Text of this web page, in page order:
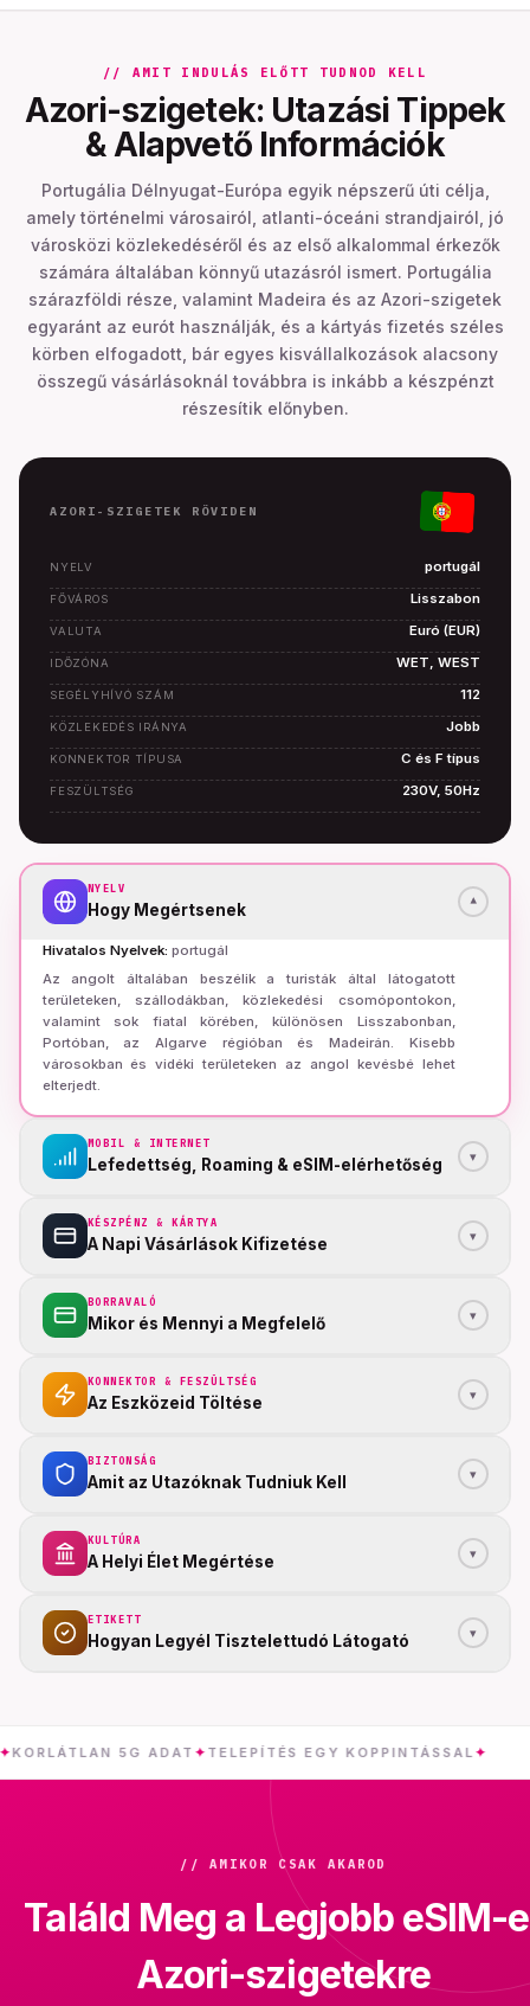
// AMIT INDULÁS ELŐTT TUDNOD KELL
Azori-szigetek: Utazási Tippek
& Alapvető Információk
Portugália Délnyugat-Európa egyik népszerű úti célja,
amely történelmi városairól, atlanti-óceáni strandjairól, jó
városközi közlekedéséről és az első alkalommal érkezők
számára általában könnyű utazásról ismert. Portugália
szárazföldi része, valamint Madeira és az Azori-szigetek
egyaránt az eurót használják, és a kártyás fizetés széles
körben elfogadott, bár egyes kisvállalkozások alacsony
összegű vásárlásoknál továbbra is inkább a készpénzt
részesítik előnyben.
AZORI-SZIGETEK RÖVIDEN
NYELV portugál
FŐVÁROS Lisszabon
VALUTA Euró (EUR)
IDŐZÓNA WET, WEST
SEGÉLYHÍVÓ SZÁM 112
KÖZLEKEDÉS IRÁNYA Jobb
KONNEKTOR TÍPUSA C és F típus
FESZÜLTSÉG 230V, 50Hz
NYELV
Hogy Megértsenek ▾
Hivatalos Nyelvek: portugál
Az angolt általában beszélik a turisták által látogatott
területeken, szállodákban, közlekedési csomópontokon,
valamint sok fiatal körében, különösen Lisszabonban,
Portóban, az Algarve régióban és Madeirán. Kisebb
városokban és vidéki területeken az angol kevésbé lehet
elterjedt.
MOBIL & INTERNET
Lefedettség, Roaming & eSIM-elérhetőség ▾
KÉSZPÉNZ & KÁRTYA
A Napi Vásárlások Kifizetése ▾
BORRAVALÓ
Mikor és Mennyi a Megfelelő ▾
KONNEKTOR & FESZÜLTSÉG
Az Eszközeid Töltése ▾
BIZTONSÁG
Amit az Utazóknak Tudniuk Kell ▾
KULTÚRA
A Helyi Élet Megértése ▾
ETIKETT
Hogyan Legyél Tisztelettudó Látogató ▾
5G ADAT✦TELEPÍTÉS EGY KOPPINTÁSSAL✦
// AMIKOR CSAK AKAROD
Találd Meg a Legjobb eSIM-
Azori-szigetekre